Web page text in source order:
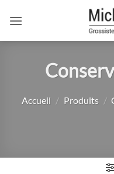
Accueil / Produits /